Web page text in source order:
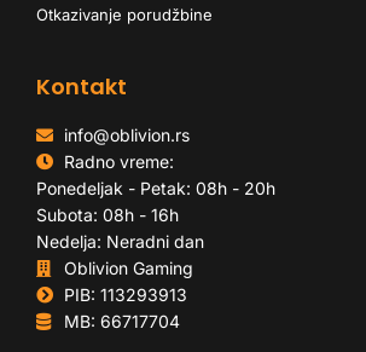
Otkazivanje porudžbine
Kontakt
info@oblivion.rs
Radno vreme:
Ponedeljak - Petak: 08h - 20h
Subota: 08h - 16h
Nedelja: Neradni dan
Oblivion Gaming
PIB: 113293913
MB: 66717704